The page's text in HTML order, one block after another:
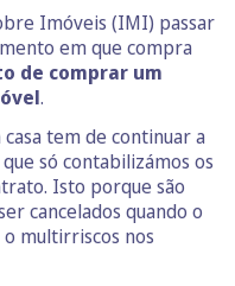
Imóveis (IMI) passar
em que compra
de comprar um
.
tem de continuar a
só contabilizámos os
Isto porque são
cancelados quando o
multirriscos nos